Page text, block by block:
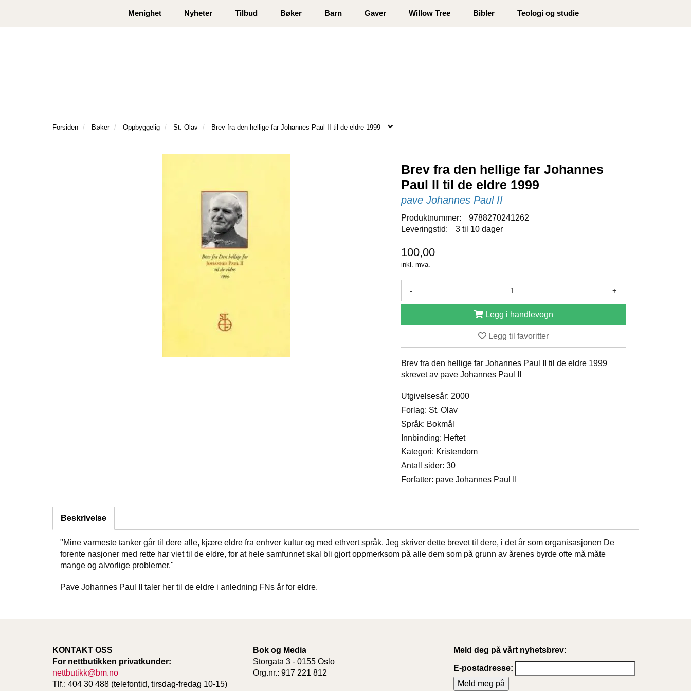
Åpningstider Logg inn eller registrer deg Min side Infosenter
Menighet Nyheter Tilbud Bøker Barn Gaver Willow Tree Bibler Teologi og studie
Forsiden Bøker Oppbyggelig St. Olav Brev fra den hellige far Johannes Paul II til de eldre 1999
Brev fra den hellige far Johannes
Paul II til de eldre 1999
pave Johannes Paul II
Produktnummer:
9788270241262
Leveringstid:
3 til 10 dager
100,00
inkl. mva.
- +
Legg i handlevogn
Legg til favoritter
Brev fra den hellige far Johannes Paul II til de eldre 1999
skrevet av pave Johannes Paul II
Utgivelsesår: 2000
Forlag: St. Olav
Språk: Bokmål
Innbinding: Heftet
Kategori: Kristendom
Antall sider: 30
Forfatter: pave Johannes Paul II
Beskrivelse
"Mine varmeste tanker går til dere alle, kjære eldre fra enhver kultur og med ethvert språk. Jeg skriver dette brevet til dere, i det år som organisasjonen De
forente nasjoner med rette har viet til de eldre, for at hele samfunnet skal bli gjort oppmerksom på alle dem som på grunn av årenes byrde ofte må måte
mange og alvorlige problemer."
Pave Johannes Paul II taler her til de eldre i anledning FNs år for eldre.
KONTAKT OSS
For nettbutikken privatkunder:
nettbutikk@bm.no
Tlf.: 404 30 488 (telefontid, tirsdag-fredag 10-15)
Bok og Media
Storgata 3 - 0155 Oslo
Org.nr.: 917 221 812
Meld deg på vårt nyhetsbrev:
E-postadresse: